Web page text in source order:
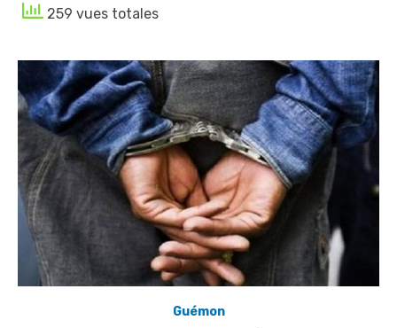
259 vues totales
Guémon